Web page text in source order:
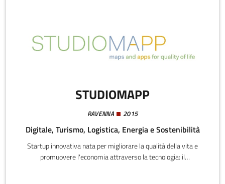
STUDIOMAPP
RAVENNA 2015
Digitale, Turismo, Logistica, Energia e Sostenibilità
Startup innovativa nata per migliorare la qualità della vita e
promuovere l'economia attraverso la tecnologia: il